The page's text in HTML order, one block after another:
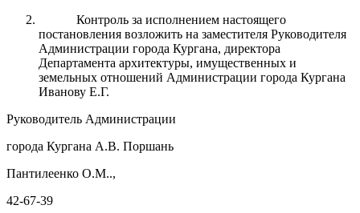
Контроль за исполнением настоящего
постановления возложить на заместителя Руководителя
Администрации города Кургана, директора
Департамента архитектуры, имущественных и
земельных отношений Администрации города Кургана
Иванову Е.Г.
Руководитель Администрации
города Кургана А.В. Поршань
Пантилеенко О.М..,
42-67-39